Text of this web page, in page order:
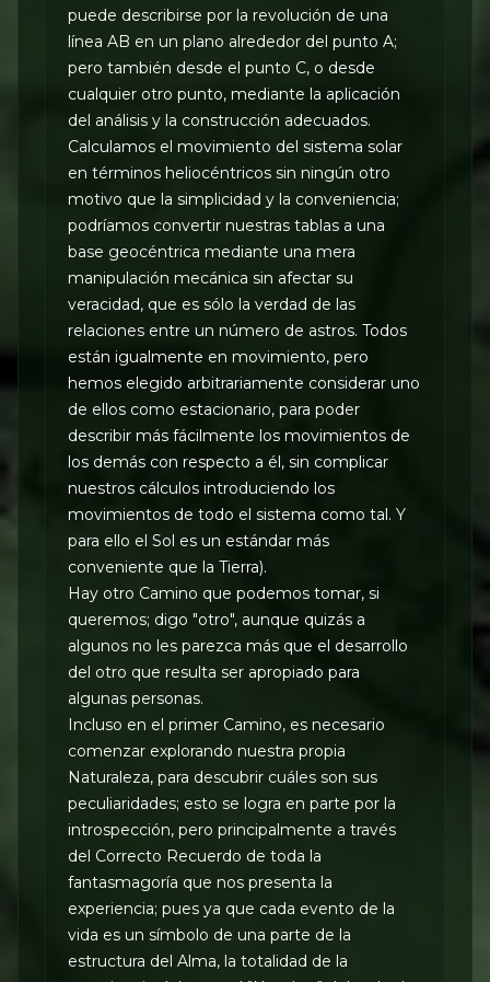
puede describirse por la revolución de una
línea AB en un plano alrededor del punto A;
pero también desde el punto C, o desde
cualquier otro punto, mediante la aplicación
del análisis y la construcción adecuados.
Calculamos el movimiento del sistema solar
en términos heliocéntricos sin ningún otro
motivo que la simplicidad y la conveniencia;
podríamos convertir nuestras tablas a una
base geocéntrica mediante una mera
manipulación mecánica sin afectar su
veracidad, que es sólo la verdad de las
relaciones entre un número de astros. Todos
están igualmente en movimiento, pero
hemos elegido arbitrariamente considerar uno
de ellos como estacionario, para poder
describir más fácilmente los movimientos de
los demás con respecto a él, sin complicar
nuestros cálculos introduciendo los
movimientos de todo el sistema como tal. Y
para ello el Sol es un estándar más
conveniente que la Tierra).
Hay otro Camino que podemos tomar, si
queremos; digo "otro", aunque quizás a
algunos no les parezca más que el desarrollo
del otro que resulta ser apropiado para
algunas personas.
Incluso en el primer Camino, es necesario
comenzar explorando nuestra propia
Naturaleza, para descubrir cuáles son sus
peculiaridades; esto se logra en parte por la
introspección, pero principalmente a través
del Correcto Recuerdo de toda la
fantasmagoría que nos presenta la
experiencia; pues ya que cada evento de la
vida es un símbolo de una parte de la
estructura del Alma, la totalidad de la